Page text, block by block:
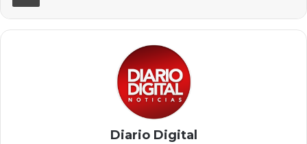
Diario Digital